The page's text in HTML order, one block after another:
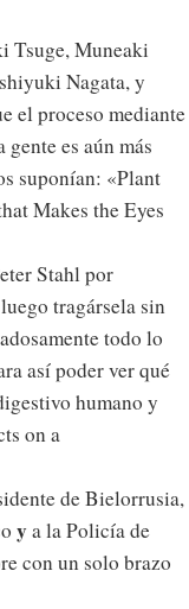
Tsuge, Muneaki
Nagata, y
el proceso mediante
es aún más
suponían: «Plant
Makes the Eyes
Stahl por
tragársela sin
todo lo
así poder ver qué
humano y
on a
de Bielorrusia,
ya la Policía de
con un solo brazo